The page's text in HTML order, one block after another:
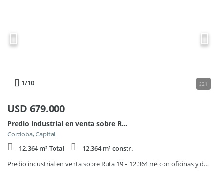
1/10 221
USD 679.000
Predio industrial en venta sobre Ruta 19 – 12.364 m² con oficinas y depósito – Malvinas Argentinas
Cordoba, Capital
12.364 m² Total
12.364 m² constr.
Predio industrial en venta sobre Ruta 19 – 12.364 m² con oficinas y depósito – Malvinas Argentinas